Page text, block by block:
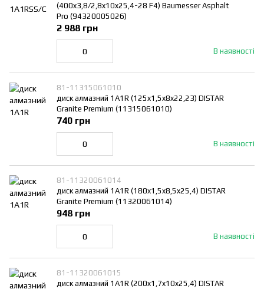
(400x3,8/2,8x10x25,4-28 F4) Baumesser Asphalt
Pro (94320005026)
В наявності
2 988 грн
81-11315061010
диск алмазний 1A1R (125x1,5x8x22,23) DISTAR
Granite Premium (11315061010)
В наявності
740 грн
81-11320061014
диск алмазний 1A1R (180x1,5x8,5x25,4) DISTAR
Granite Premium (11320061014)
В наявності
948 грн
81-11320061015
диск алмазний 1A1R (200x1,7x10x25,4) DISTAR